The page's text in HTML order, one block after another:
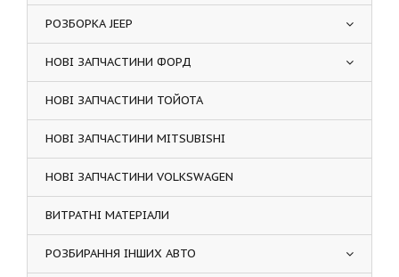
РОЗБОРКА JEEP
НОВІ ЗАПЧАСТИНИ ФОРД
НОВІ ЗАПЧАСТИНИ ТОЙОТА
НОВІ ЗАПЧАСТИНИ MITSUBISHI
НОВІ ЗАПЧАСТИНИ VOLKSWAGEN
ВИТРАТНІ МАТЕРІАЛИ
РОЗБИРАННЯ ІНШИХ АВТО